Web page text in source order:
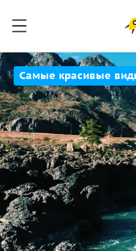
Самые красивые